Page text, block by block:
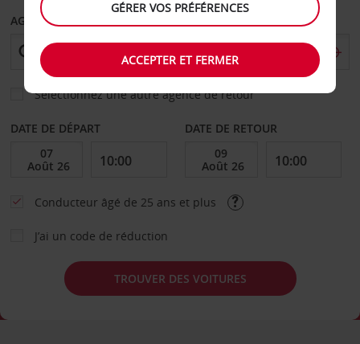
AGENCE DE DÉPART
Sélectionnez une autre agence de retour
DATE DE DÉPART DATE DE RETOUR
Conducteur âgé de 25 ans et plus
J’ai un code de réduction
TROUVER DES VOITURES
GÉRER VOS PRÉFÉRENCES
ACCEPTER ET FERMER